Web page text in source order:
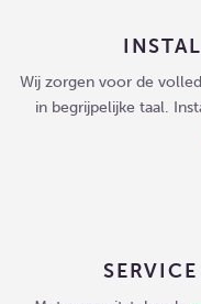
Wij zorgen voor de
in begrijpelijke taal.